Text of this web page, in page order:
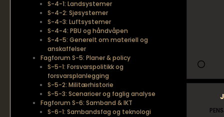
S-4-1: Landsystemer
S-4-2: Sjøsystemer
S-4-3: Luftsystemer
S-4-4: PBU og håndvåpen
S-4-5: Generelt om materiell og
anskaffelser
Fagforum S-5: Planer & policy
S-5-1: Forsvarspolitikk og
forsvarsplanlegging
S-5-2: Militærhistorie
S-5-3: Scenarioer og faglig analyse
Fagforum S-6: Samband & IKT
S-6-1: Sambandsfag og teknologi